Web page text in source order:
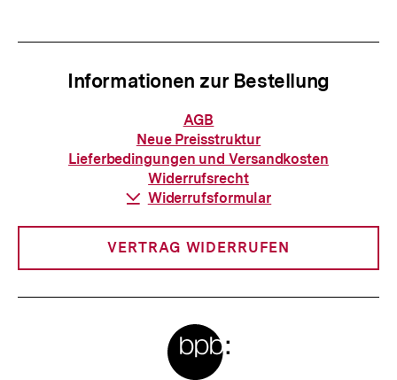
Informationen zur Bestellung
Informationen
zur
Bestellung
AGB
Neue Preisstruktur
Lieferbedingungen und Versandkosten
Widerrufsrecht
Download-
Widerrufsformular
VERTRAG WIDERRUFEN